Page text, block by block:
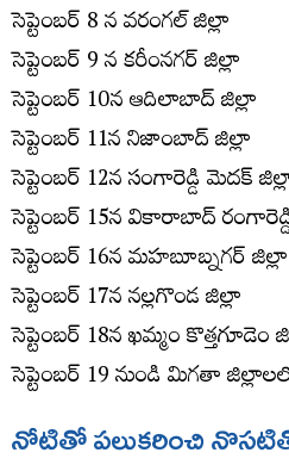
సెప్టెంబర్ 8 న వరంగల్ జిల్లా
సెప్టెంబర్ 9 న కరీంనగర్ జిల్లా
సెప్టెంబర్ 10న ఆదిలాబాద్ జిల్లా
సెప్టెంబర్ 11న నిజాంబాద్ జిల్లా
సెప్టెంబర్ 12న సంగారెడ్డి మెదక్
సెప్టెంబర్ 15న వికారాబాద్
సెప్టెంబర్ 16న మహబూబ్నగర్ జిల్లా
సెప్టెంబర్ 17న నల్లగొండ జిల్లా
సెప్టెంబర్ 18న ఖమ్మం కొత్తగూడెం
సెప్టెంబర్ 19 నుండి మిగతా
నోటితో ప‌లుక‌రించి నొస‌టితో